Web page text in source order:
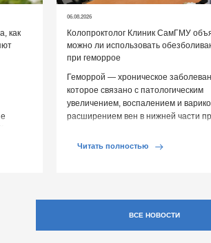
как
06.08.2026
Колопроктолог Клиник СамГМУ
можно ли использовать
при геморрое
Геморрой — хроническое
которое связано с патологическим
увеличением, воспалением и
расширением вен в нижней части
обострении […]
Читать полностью
ВСЕ НОВОСТИ